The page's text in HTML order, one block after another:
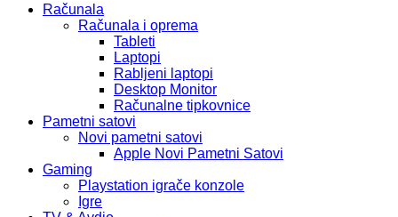
Računala
Računala i oprema
Tableti
Laptopi
Rabljeni laptopi
Desktop Monitor
Računalne tipkovnice
Pametni satovi
Novi pametni satovi
Apple Novi Pametni Satovi
Gaming
Playstation igrače konzole
Igre